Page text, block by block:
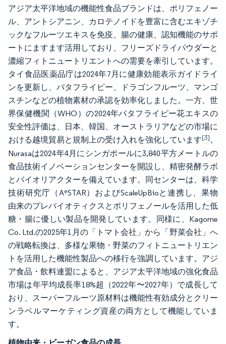
アジア太平洋地域の機能性食品ブランドは、ポリフェノー
ル、アントシアニン、カロテノイドを豊富に含むエキゾチ
ックなフルーツエキスを免疫、腸の健康、認知機能のサポ
ートにますます活用しており、フリーズドライパウダーと
濃縮フィトニュートリエントへの需要を牽引しています。
タイ食品医薬品庁は2024年7月に健康効能表示ガイドライ
ンを更新し、バタフライピー、ドラゴンフルーツ、マンゴ
スチンなどの植物素材の承認を効率化しました。一方、世
界保健機関（WHO）の2024年バタフライピー花エキスの
安全性評価は、日本、韓国、オーストラリアなどの市場に
おける越境貿易と規制上の受け入れを強化しています[3]。
Nurasaは2024年4月にシンガポールに3,840平方メートルの
食品技術イノベーションセンターを開設し、精密発酵ラボ
とバイオリアクターを備えています。同センターは、科学
技術研究庁（A*STAR）およびScaleUpBioと連携し、果物
由来のプレバイオティクスとポリフェノールを活用した低
糖・腸に優しい製品を開発しています。同様に、Kagome
Co. Ltd.の2025年1月の「トマト会社」から「野菜会社」へ
の戦略転換は、多様な果物・野菜のフィトニュートリエン
トを活用した機能性製品への移行を強調しています。アジ
ア食品・飲料連盟によると、アジア太平洋地域の強化食品
市場は年平均成長率18%超（2022年〜2027年）で成長して
おり、スーパーフルーツ原材料は機能性有効成分とクリー
ンラベルマーケティング資産の両方として機能していま
す。